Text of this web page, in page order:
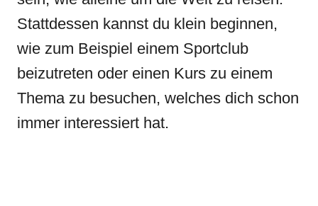
Stattdessen kannst du klein beginnen,
wie zum Beispiel einem Sportclub
beizutreten oder einen Kurs zu einem
Thema zu besuchen, welches dich schon
immer interessiert hat.